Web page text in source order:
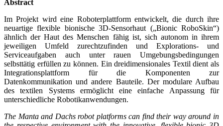
Abstract
Im Projekt wird eine Roboterplattform entwickelt, die durch ihre
neuartige flexible bionische 3D-Sensorhaut („Bionic RoboSkin“)
ähnlich der Haut des Menschen fähig ist, sich autonom in ihrem
jeweiligen Umfeld zurechtzufinden und Explorations- und
Serviceaufgaben auch unter rauen Umgebungsbedingungen
selbsttätig erfüllen zu können. Ein dreidimensionales Textil dient als
Integrationsplattform für die Komponenten zur
Datenkommunikation und andere Bauteile. Der modulare Aufbau
des textilen Systems ermöglicht eine einfache Anpassung für
unterschiedliche Robotikanwendungen.
The Manta and Dachs robot platforms can find their way around in